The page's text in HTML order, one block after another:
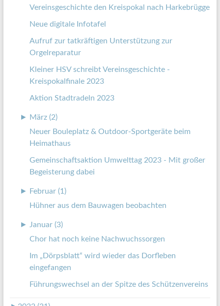
Vereinsgeschichte den Kreispokal nach Harkebrügge
Neue digitale Infotafel
Aufruf zur tatkräftigen Unterstützung zur
Orgelreparatur
Kleiner HSV schreibt Vereinsgeschichte -
Kreispokalfinale 2023
Aktion Stadtradeln 2023
► März (2)
Neuer Bouleplatz & Outdoor-Sportgeräte beim
Heimathaus
Gemeinschaftsaktion Umwelttag 2023 - Mit großer
Begeisterung dabei
► Februar (1)
Hühner aus dem Bauwagen beobachten
►
Januar (3)
Chor hat noch keine Nachwuchssorgen
Im „Dörpsblatt“ wird wieder das Dorfleben
eingefangen
Führungswechsel an der Spitze des Schützenvereins